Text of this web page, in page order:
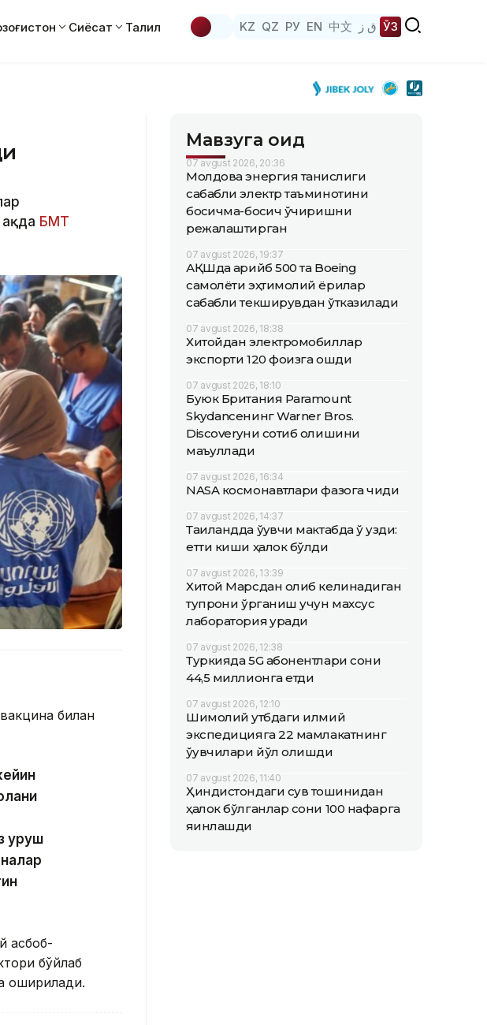
Сиёсат Таҳлил KZ QZ РУ EN 中文 ق ز ЎЗ
БМТ
билан
уруш
асбоб-
бўйлаб
оширилади.
Мавзуга оид
07 avgust 2026, 20:36
Молдова энергия танқислиги
сабабли электр таъминотини
босқичма-босқич ўчиришни
режалаштирган
07 avgust 2026, 19:37
АҚШда қарийб 500 та Boeing
самолёти эҳтимолий ёриқлар
сабабли текширувдан ўтказилади
07 avgust 2026, 18:38
Хитойдан электромобиллар
экспорти 120 фоизга ошди
07 avgust 2026, 18:10
Буюк Британия Paramount
Skydanceнинг Warner Bros.
Discoveryни сотиб олишини
маъқуллади
07 avgust 2026, 16:34
NASA космонавтлари фазога чиқди
07 avgust 2026, 14:37
Таиландда ўқувчи мактабда ўқ узди:
етти киши ҳалок бўлди
07 avgust 2026, 13:39
Хитой Марсдан олиб келинадиган
тупроқни ўрганиш учун махсус
лаборатория қуради
07 avgust 2026, 12:38
Туркияда 5G абонентлари сони
44,5 миллионга етди
07 avgust 2026, 12:10
Шимолий қутбдаги илмий
экспедицияга 22 мамлакатнинг
ўқувчилари йўл олишди
07 avgust 2026, 11:40
Ҳиндистондаги сув тошқинидан
ҳалок бўлганлар сони 100 нафарга
яқинлашди